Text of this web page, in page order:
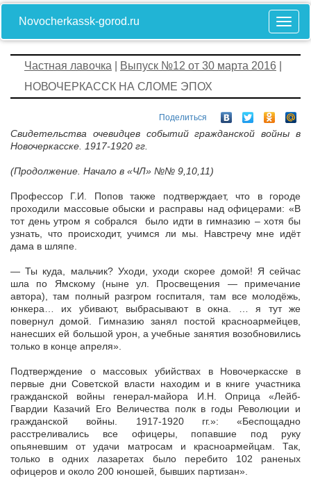
Novocherkassk-gorod.ru
Частная лавочка Выпуск №12 от 30 марта 2016
НОВОЧЕРКАССК НА СЛОМЕ ЭПОХ
Поделиться
Свидетельства очевидцев событий гражданской войны в
Новочеркасске. 1917-1920 гг.
(Продолжение. Начало в «ЧЛ» №№ 9,10,11)
Профессор Г.И. Попов также подтверждает, что в городе
проходили массовые обыски и расправы над офицерами: «В
тот день утром я собрался было идти в гимназию – хотя бы
узнать, что происходит, учимся ли мы. Навстречу мне идёт
дама в шляпе.
— Ты куда, мальчик? Уходи, уходи скорее домой! Я сейчас
шла по Ямскому (ныне ул. Просвещения — примечание
автора), там полный разгром госпиталя, там все молодёжь,
юнкера… их убивают, выбрасывают в окна. … я тут же
повернул домой. Гимназию занял постой красноармейцев,
нанесших ей большой урон, а учебные занятия возобновились
только в конце апреля».
Подтверждение о массовых убийствах в Новочеркасске в
первые дни Советской власти находим и в книге участника
гражданской войны генерал-майора И.Н. Оприца «Лейб-
Гвардии Казачий Его Величества полк в годы Революции и
гражданской войны. 1917-1920 гг.»: «Беспощадно
расстреливались все офицеры, попавшие под руку
опьяневшим от удачи матросам и красноармейцам. Так,
только в одних лазаретах было перебито 102 раненых
офицеров и около 200 юношей, бывших партизан».